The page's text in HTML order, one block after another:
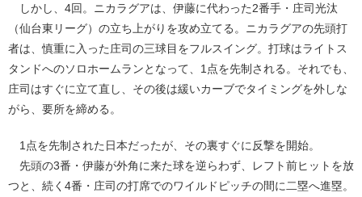
しかし、4回。ニカラグアは、伊藤に代わった2番手・庄司光汰
（仙台東リーグ）の立ち上がりを攻め立てる。ニカラグアの先頭打
者は、慎重に入った庄司の三球目をフルスイング。打球はライトス
タンドへのソロホームランとなって、1点を先制される。それでも、
庄司はすぐに立て直し、その後は緩いカーブでタイミングを外しな
がら、要所を締める。
1点を先制された日本だったが、その裏すぐに反撃を開始。
先頭の3番・伊藤が外角に来た球を逆らわず、レフト前ヒットを放
つと、続く4番・庄司の打席でのワイルドピッチの間に二塁へ進塁。